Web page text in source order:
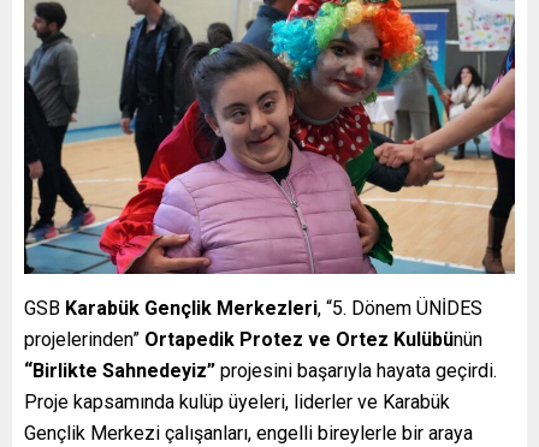
GSB Karabük Gençlik Merkezleri, “5. Dönem ÜNİDES
projelerinden” Ortapedik Protez ve Ortez Kulübünün
“Birlikte Sahnede­yiz” projesini başarıyla hayata geçirdi.
Proje kapsamında kulüp üyeleri, liderler ve Karabük
Gençlik Merkezi çalışanları, engelli bireylerle bir araya